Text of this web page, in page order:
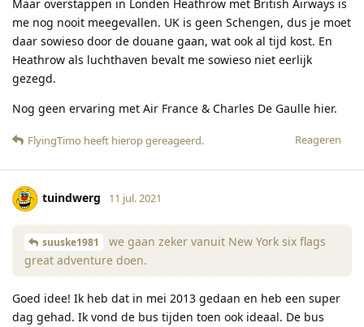
Maar overstappen in Londen Heathrow met British Airways is
me nog nooit meegevallen. UK is geen Schengen, dus je moet
daar sowieso door de douane gaan, wat ook al tijd kost. En
Heathrow als luchthaven bevalt me sowieso niet eerlijk
gezegd.
Nog geen ervaring met Air France & Charles De Gaulle hier.
Reageren
FlyingTimo heeft hierop gereageerd.
tuindwerg 11 jul. 2021
suuske1981
we gaan zeker vanuit New York six flags
great adventure doen.
Goed idee! Ik heb dat in mei 2013 gedaan en heb een super
dag gehad. Ik vond de bus tijden toen ook ideaal. De bus